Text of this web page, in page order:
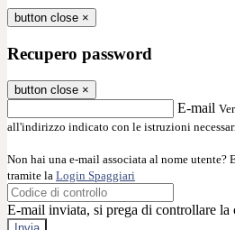
button close ×
Recupero password
button close ×
E-mail
all'indirizzo indicato con le istruzioni
Non hai una e-mail associata al nome utente?
tramite la Login Spaggiari
E-mail inviata, si prega di controllare la